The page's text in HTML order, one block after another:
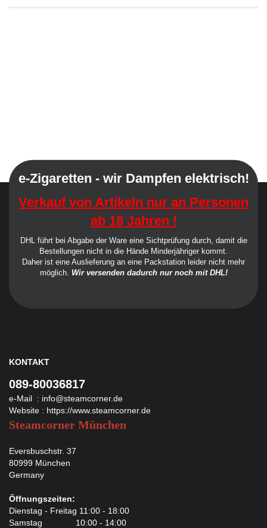
e-Zigaretten - wir Dampfen elektrisch!
Verkauf von Artikeln nur an Personen
ab 18 Jahren !
DHL führt bei Abgabe der Ware eine Sichtprüfung durch, damit die
Bestellungen nicht in die Hände Minderjähriger kommt.
Daher ist eine Auslieferung an eine Packstation leider nicht mehr
möglich. Wir versenden dadurch nur noch mit DHL!
KONTAKT
089-80036817
e-Mail : info@steamcorner.de
Website : https://www.steamcorner.de
Steamcorner München
Eversbuschstr. 37
80999 München
Germany
Öffnungszeiten:
Dienstag - Freitag 11:00 - 18:00
Samstag 10:00 - 14:00